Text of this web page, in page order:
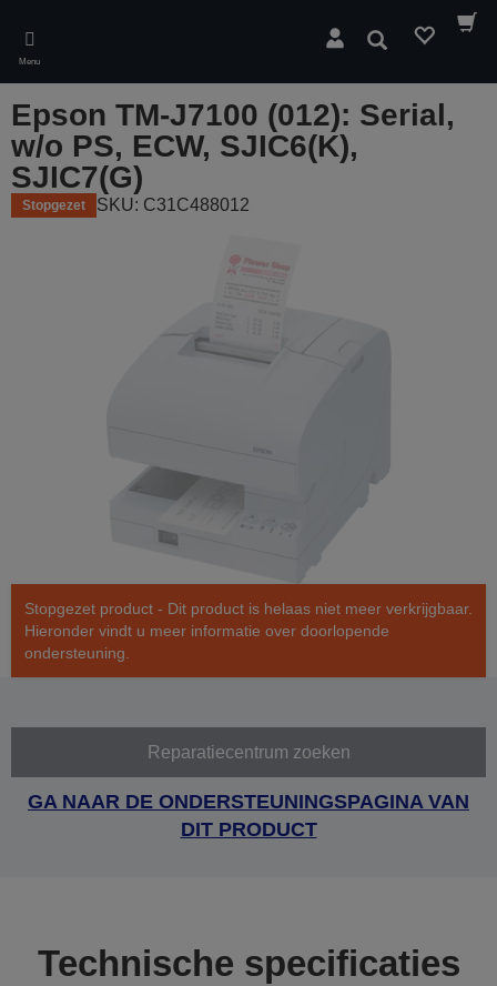
main
content
Menu
Zoeken
Epson TM-J7100 (012): Serial,
w/o PS, ECW, SJIC6(K),
SJIC7(G)
Stopgezet SKU: C31C488012
Stopgezet product - Dit product is helaas niet meer verkrijgbaar.
Hieronder vindt u meer informatie over doorlopende
ondersteuning.
Reparatiecentrum zoeken
GA NAAR DE ONDERSTEUNINGSPAGINA VAN
DIT PRODUCT
Technische specificaties